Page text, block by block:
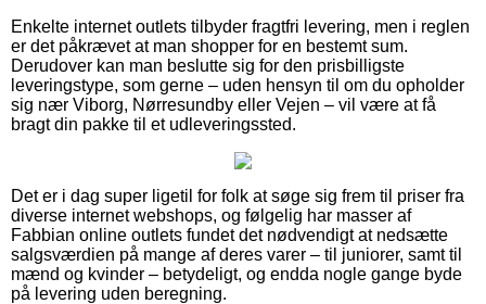
Enkelte internet outlets tilbyder fragtfri levering, men i reglen
er det påkrævet at man shopper for en bestemt sum.
Derudover kan man beslutte sig for den prisbilligste
leveringstype, som gerne – uden hensyn til om du opholder
sig nær Viborg, Nørresundby eller Vejen – vil være at få
bragt din pakke til et udleveringssted.
Det er i dag super ligetil for folk at søge sig frem til priser fra
diverse internet webshops, og følgelig har masser af
Fabbian online outlets fundet det nødvendigt at nedsætte
salgsværdien på mange af deres varer – til juniorer, samt til
mænd og kvinder – betydeligt, og endda nogle gange byde
på levering uden beregning.